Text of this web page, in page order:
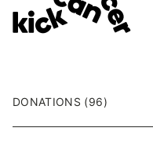
DONATIONS (96)